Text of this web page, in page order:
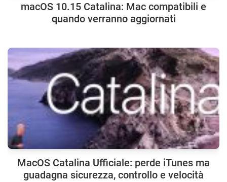
macOS 10.15 Catalina: Mac compatibili e
quando verranno aggiornati
MacOS Catalina Ufficiale: perde iTunes ma
guadagna sicurezza, controllo e velocità